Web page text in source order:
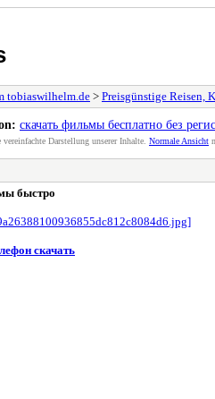
tobiaswilhelm.de > Preisgünstige Reisen,
скачать фильмы бесплатно без
vereinfachte Darstellung unserer Inhalte. Normale Ansicht
быстро
скачать